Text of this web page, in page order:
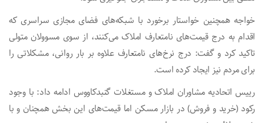
خواجه همچنین خواستار برخورد با شبکه‌های فضای مجازی سراسری که
اقدام به درج قیمت‌های نامتعارف املاک می‌کنند، از سوی مسوولان متولی
تاکید کرد و گفت: درج نرخ‌های نامتعارف علاوه بر بار روانی، مشکلاتی را
برای مردم نیز ایجاد کرده است.
رییس اتحادیه مشاوران املاک و مستغلات گنبدکاووس ادامه داد: با وجود
رکود (خرید و فروش) در بازار مسکن اما قیمت‌های این بخش همچنان و با